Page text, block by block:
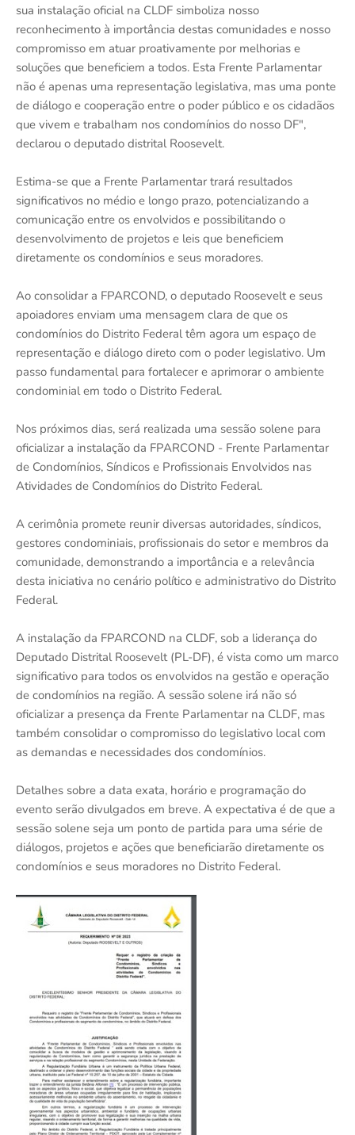
sua instalação oficial na CLDF simboliza nosso
reconhecimento à importância destas comunidades e nosso
compromisso em atuar proativamente por melhorias e
soluções que beneficiem a todos. Esta Frente Parlamentar
não é apenas uma representação legislativa, mas uma ponte
de diálogo e cooperação entre o poder público e os cidadãos
que vivem e trabalham nos condomínios do nosso DF",
declarou o deputado distrital Roosevelt.
Estima-se que a Frente Parlamentar trará resultados
significativos no médio e longo prazo, potencializando a
comunicação entre os envolvidos e possibilitando o
desenvolvimento de projetos e leis que beneficiem
diretamente os condomínios e seus moradores.
Ao consolidar a FPARCOND, o deputado Roosevelt e seus
apoiadores enviam uma mensagem clara de que os
condomínios do Distrito Federal têm agora um espaço de
representação e diálogo direto com o poder legislativo. Um
passo fundamental para fortalecer e aprimorar o ambiente
condominial em todo o Distrito Federal.
Nos próximos dias, será realizada uma sessão solene para
oficializar a instalação da FPARCOND - Frente Parlamentar
de Condomínios, Síndicos e Profissionais Envolvidos nas
Atividades de Condomínios do Distrito Federal.
A cerimônia promete reunir diversas autoridades, síndicos,
gestores condominiais, profissionais do setor e membros da
comunidade, demonstrando a importância e a relevância
desta iniciativa no cenário político e administrativo do Distrito
Federal.
A instalação da FPARCOND na CLDF, sob a liderança do
Deputado Distrital Roosevelt (PL-DF), é vista como um marco
significativo para todos os envolvidos na gestão e operação
de condomínios na região. A sessão solene irá não só
oficializar a presença da Frente Parlamentar na CLDF, mas
também consolidar o compromisso do legislativo local com
as demandas e necessidades dos condomínios.
Detalhes sobre a data exata, horário e programação do
evento serão divulgados em breve. A expectativa é de que a
sessão solene seja um ponto de partida para uma série de
diálogos, projetos e ações que beneficiarão diretamente os
condomínios e seus moradores no Distrito Federal.